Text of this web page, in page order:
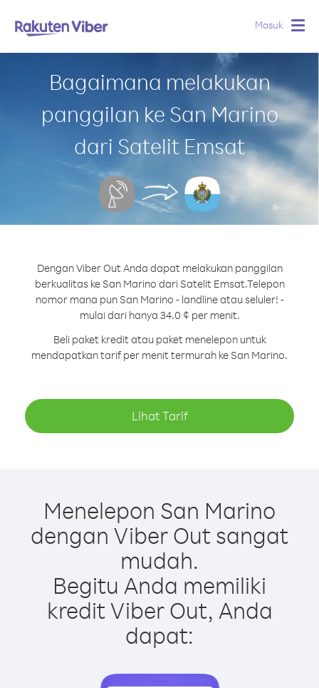
Masuk
Bagaimana melakukan
panggilan ke San Marino
dari Satelit Emsat
Dengan Viber Out Anda dapat melakukan panggilan
berkualitas ke San Marino dari Satelit Emsat.Telepon
nomor mana pun San Marino - landline atau seluler! -
mulai dari hanya 34.0 ¢ per menit.
Beli paket kredit atau paket menelepon untuk
mendapatkan tarif per menit termurah ke San Marino.
Lihat Tarif
Menelepon San Marino
dengan Viber Out sangat
mudah.
Begitu Anda memiliki
kredit Viber Out, Anda
dapat: